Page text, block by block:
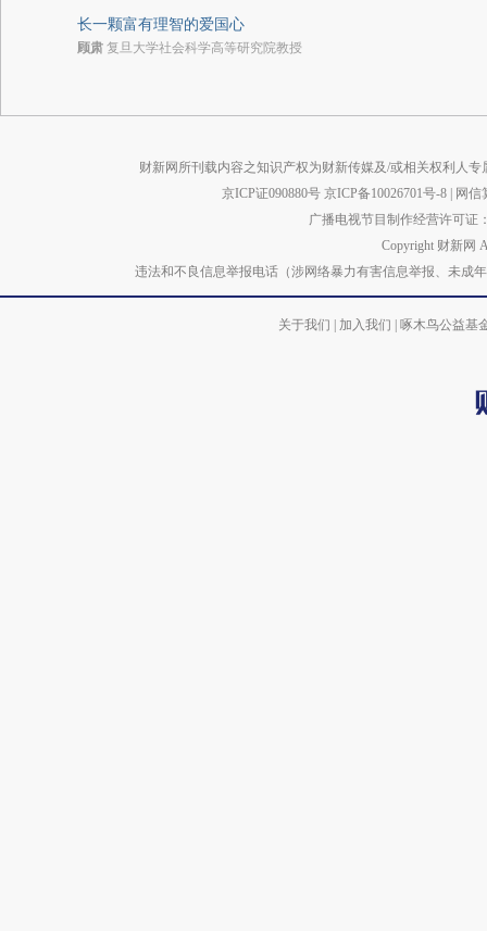
长一颗富有理智的爱国心
顾肃 复旦大学社会科学高等研究院教授
财新网所刊载内容之知识产权为财新传媒及/或相关权利人
京ICP证090880号 京ICP备10026701号-8
网信
广播电视节目制作经营许可证
Copyright 财新网
违法和不良信息举报电话（涉网络暴力有害信息举报、未成
关于我们 加入我们 啄木鸟公益基